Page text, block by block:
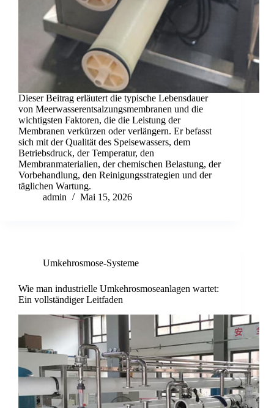
Dieser Beitrag erläutert die typische Lebensdauer
von Meerwasserentsalzungsmembranen und die
wichtigsten Faktoren, die die Leistung der
Membranen verkürzen oder verlängern. Er befasst
sich mit der Qualität des Speisewassers, dem
Betriebsdruck, der Temperatur, den
Membranmaterialien, der chemischen Belastung, der
Vorbehandlung, den Reinigungsstrategien und der
täglichen Wartung.
admin
Mai 15, 2026
Umkehrosmose-Systeme
Wie man industrielle Umkehrosmoseanlagen wartet:
Ein vollständiger Leitfaden